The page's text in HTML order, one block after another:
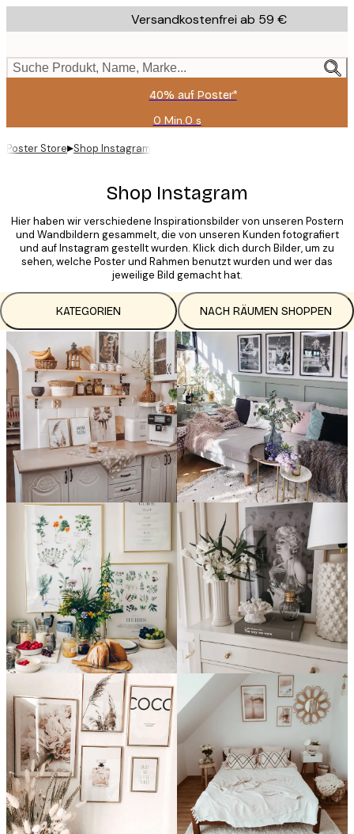
to
content.
Versandkostenfrei ab 59 €
Suche Produkt, Name, Marke...
40% auf Poster*
0 Min.0 s
Gültig
09
Poster Store▸Shop Instagram
Shop Instagram
Hier haben wir verschiedene Inspirationsbilder von unseren Postern
und Wandbildern gesammelt, die von unseren Kunden fotografiert
und auf Instagram gestellt wurden. Klick dich durch Bilder, um zu
sehen, welche Poster und Rahmen benutzt wurden und wer das
jeweilige Bild gemacht hat.
KATEGORIEN NACH RÄUMEN SHOPPEN